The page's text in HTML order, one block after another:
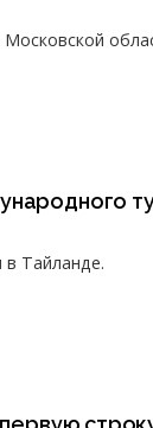
Тайланде.